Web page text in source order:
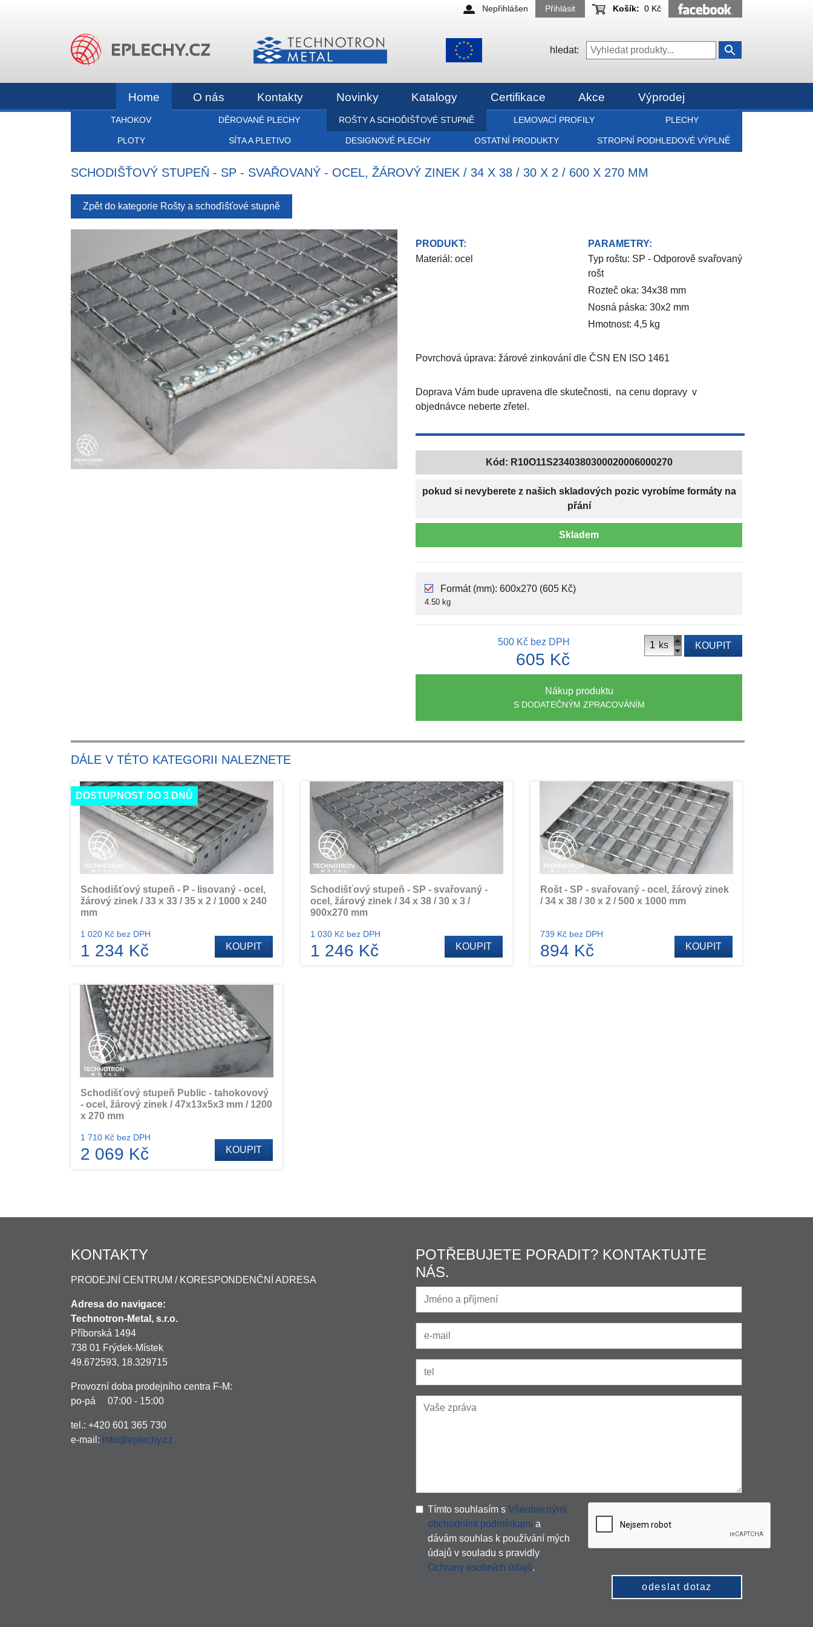
Nepřihlášen Přihlásit Košík: 0 Kč
hledat:
Home
TAHOKOV DĚROVANÉ PLECHY ROŠTY A SCHOĎIŠŤOVÉ STUPNĚ LEMOVACÍ PROFILY PLECHY
PLOTY SÍTA A PLETIVO DESIGNOVÉ PLECHY OSTATNÍ PRODUKTY STROPNÍ PODHLEDOVÉ VÝPLNĚ
O nás Kontakty Novinky Katalogy Certifikace Akce Výprodej
SCHODIŠŤOVÝ STUPEŇ - SP - SVAŘOVANÝ - OCEL, ŽÁROVÝ ZINEK / 34 X 38 / 30 X 2 / 600 X 270 MM
Zpět do kategorie Rošty a schoďišťové stupně
PRODUKT:
Materiál: ocel
PARAMETRY:
Typ roštu: SP - Odporově svařovaný
rošt
Rozteč oka: 34x38 mm
Nosná páska: 30x2 mm
Hmotnost: 4,5 kg
Povrchová úprava: žárové zinkování dle ČSN EN ISO 1461
Doprava Vám bude upravena dle skutečnosti, na cenu dopravy v
objednávce neberte zřetel.
Kód: R10O11S2340380300020006000270
pokud si nevyberete z našich skladových pozic vyrobíme formáty na
přání
Skladem
Formát (mm): 600x270 (605 Kč)
4.50 kg
500 Kč bez DPH
605 Kč
ks KOUPIT
Nákup produktu
S DODATEČNÝM ZPRACOVÁNÍM
DÁLE V TÉTO KATEGORII NALEZNETE
DOSTUPNOST DO 3 DNŮ
Schodišťový stupeň - P - lisovaný - ocel,
žárový zinek / 33 x 33 / 35 x 2 / 1000 x 240
mm
1 020 Kč bez DPH
1 234 Kč KOUPIT
Schodišťový stupeň - SP - svařovaný -
ocel, žárový zinek / 34 x 38 / 30 x 3 /
900x270 mm
1 030 Kč bez DPH
1 246 Kč KOUPIT
Rošt - SP - svařovaný - ocel, žárový zinek
/ 34 x 38 / 30 x 2 / 500 x 1000 mm
739 Kč bez DPH
894 Kč KOUPIT
Schodišťový stupeň Public - tahokovový
- ocel, žárový zinek / 47x13x5x3 mm / 1200
x 270 mm
1 710 Kč bez DPH
2 069 Kč KOUPIT
KONTAKTY
PRODEJNÍ CENTRUM / KORESPONDENČNÍ ADRESA
Adresa do navigace:
Technotron-Metal, s.r.o.
Příborská 1494
738 01 Frýdek-Místek
49.672593, 18.329715
Provozní doba prodejního centra F-M:
po-pá 07:00 - 15:00
tel.: +420 601 365 730
e-mail: info@eplechy.cz
POTŘEBUJETE PORADIT? KONTAKTUJTE
NÁS.
Tímto souhlasím s Všeobecnými
obchodními podmínkami a
dávám souhlas k používání mých
údajů v souladu s pravidly
Ochrany osobních údajů.
odeslat dotaz